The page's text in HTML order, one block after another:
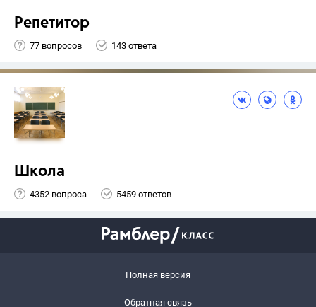
Репетитор
77 вопросов 143 ответа
Школа
4352 вопроса 5459 ответов
Полная версия
Обратная связь